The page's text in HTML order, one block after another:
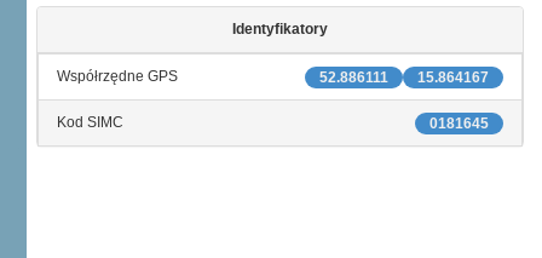
Identyfikatory
15.864167
52.886111
Współrzędne GPS
0181645
Kod SIMC